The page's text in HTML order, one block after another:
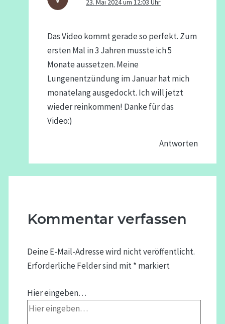
Das Video kommt gerade so perfekt. Zum
ersten Mal in 3 Jahren musste ich 5
Monate aussetzen. Meine
Lungenentzündung im Januar hat mich
monatelang ausgedockt. Ich will jetzt
wieder reinkommen! Danke für das
Video:)
Antworten
Kommentar verfassen
Deine E-Mail-Adresse wird nicht veröffentlicht.
Erforderliche Felder sind mit* markiert
Hier eingeben…